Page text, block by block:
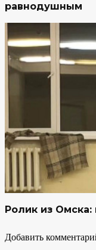
равнодушным
Ролик из
Добавить